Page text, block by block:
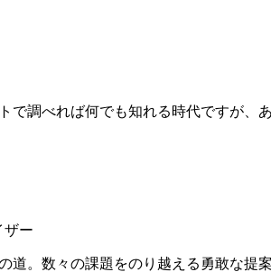
で調べれば何でも知れる時代ですが
ー
道。数々の課題をのり越える勇敢な